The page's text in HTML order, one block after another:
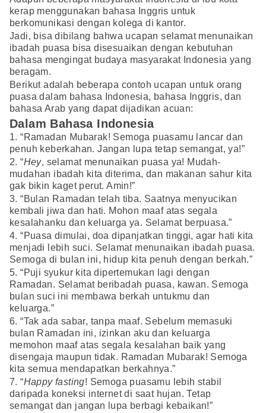
kerap menggunakan bahasa Inggris untuk
berkomunikasi dengan kolega di kantor.
Jadi, bisa dibilang bahwa ucapan selamat menunaikan
ibadah puasa bisa disesuaikan dengan kebutuhan
bahasa mengingat budaya masyarakat Indonesia yang
beragam.
Berikut adalah beberapa contoh ucapan untuk orang
puasa dalam bahasa Indonesia, bahasa Inggris, dan
bahasa Arab yang dapat dijadikan acuan:
Dalam Bahasa Indonesia
1. “Ramadan Mubarak! Semoga puasamu lancar dan
penuh keberkahan. Jangan lupa tetap semangat, ya!”
2. “Hey, selamat menunaikan puasa ya! Mudah-
mudahan ibadah kita diterima, dan makanan sahur kita
gak bikin kaget perut. Amin!”
3. “Bulan Ramadan telah tiba. Saatnya menyucikan
kembali jiwa dan hati. Mohon maaf atas segala
kesalahanku dan keluarga ya. Selamat berpuasa.”
4. “Puasa dimulai, doa dipanjatkan tinggi, agar hati kita
menjadi lebih suci. Selamat menunaikan ibadah puasa.
Semoga di bulan ini, hidup kita penuh dengan berkah.”
5. “Puji syukur kita dipertemukan lagi dengan
Ramadan. Selamat beribadah puasa, kawan. Semoga
bulan suci ini membawa berkah untukmu dan
keluarga.”
6. “Tak ada sabar, tanpa maaf. Sebelum memasuki
bulan Ramadan ini, izinkan aku dan keluarga
memohon maaf atas segala kesalahan baik yang
disengaja maupun tidak. Ramadan Mubarak! Semoga
kita semua mendapatkan berkahnya.”
7. “Happy fasting! Semoga puasamu lebih stabil
daripada koneksi internet di saat hujan. Tetap
semangat dan jangan lupa berbagi kebaikan!”